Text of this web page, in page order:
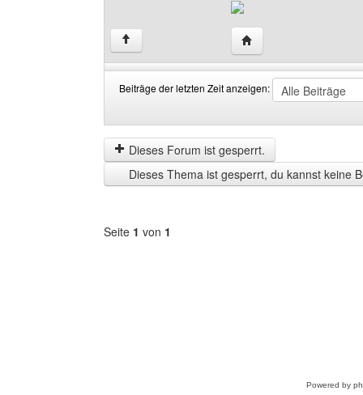
↑ Website dieses
Beiträge der letzten Zeit anzeigen:
der
letzten
Zeit
anzeigen
by
Dieses Forum ist gesperrt.
Dieses Thema ist gesperrt, du kannst keine
Seite 1 von 1
Powered by